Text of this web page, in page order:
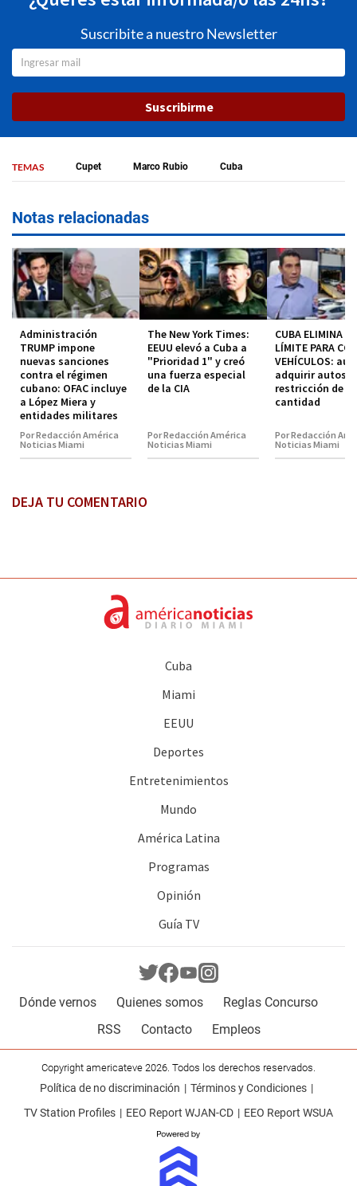
Suscribite a nuestro Newsletter
Suscribirme
TEMAS Cupet Marco Rubio Cuba
Notas relacionadas
Administración
TRUMP impone
nuevas sanciones
contra el régimen
cubano: OFAC incluye
a López Miera y
entidades militares
Por Redacción América
Noticias Miami
The New York Times:
EEUU elevó a Cuba a
"Prioridad 1" y creó
una fuerza especial
de la CIA
Por Redacción América
Noticias Miami
CUBA ELIMINA EL
LÍMITE PARA
VEHÍCULOS:
adquirir autos
restricción de
cantidad
Por Redacción
Noticias Miami
DEJA TU COMENTARIO
Cuba
Miami
EEUU
Deportes
Entretenimientos
Mundo
América Latina
Programas
Opinión
Guía TV
Dónde vernos Quienes somos
Reglas Concurso
RSS
Contacto Empleos
Copyright americateve 2026. Todos los derechos reservados.
Política de no discriminación
Términos y Condiciones
TV Station Profiles
EEO Report WJAN-CD EEO Report WSUA